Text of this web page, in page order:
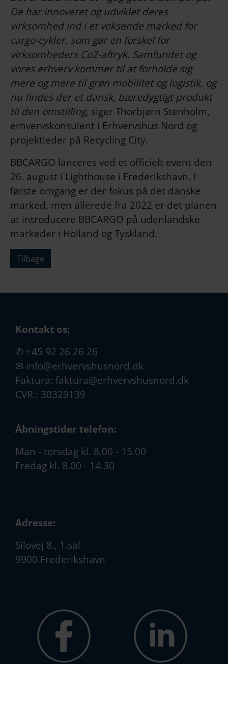
De har innoveret og udviklet deres
virksomhed ind i et voksende marked for
cargo-cykler, som gør en forskel for
virksomheders Co2-aftryk. Samfundet og
vores erhverv kommer til at forholde sig
mere og mere til grøn mobilitet og logistik, og
nu findes der et dansk, bæredygtigt produkt
til den omstilling, siger Thorbjørn Stenholm,
erhvervskonsulent i Erhvervshus Nord og
projektleder på Recycling City.
BBCARGO lanceres ved et officielt event den
26. august i Lighthouse i Frederikshavn. I
første omgang er der fokus på det danske
marked, men allerede fra 2022 er det planen
at introducere BBCARGO på udenlandske
markeder i Holland og Tyskland.
Tilbage
Kontakt os:
✆ +45 92 26 26 26
✉ info@erhvervshusnord.dk
Faktura: faktura@erhvervshusnord.dk
CVR.: 30329139
Åbningstider telefon:
Man - torsdag kl. 8.00 - 15.00
Fredag kl. 8.00 - 14.30
Adresse:
Silovej 8., 1.sal
9900 Frederikshavn